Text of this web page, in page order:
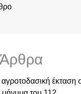
Άρθρα